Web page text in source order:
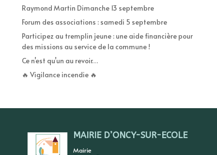
Raymond Martin Dimanche 13 septembre
Forum des associations : samedi 5 septembre
Participez au tremplin jeune : une aide financière pour
des missions au service de la commune !
Ce n’est qu’un au revoir…
🔥 Vigilance incendie 🔥
MAIRIE D’ONCY-SUR-ECOLE
Mairie